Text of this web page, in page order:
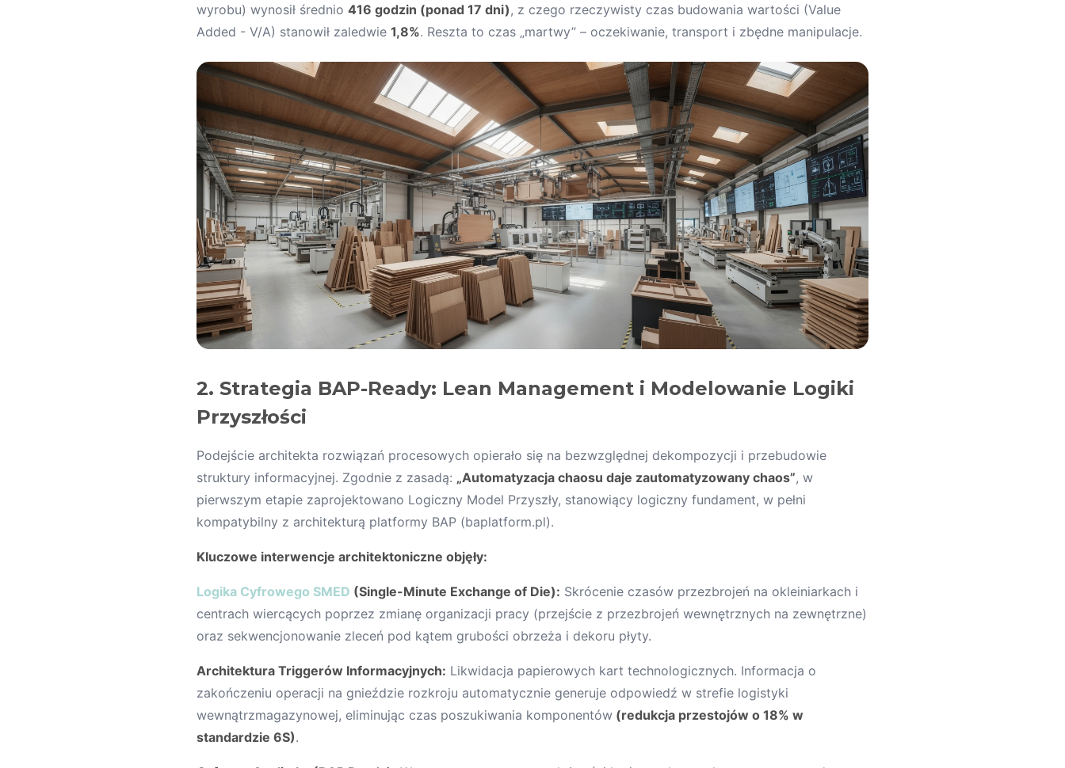
wyrobu) wynosił średnio 416 godzin (ponad 17 dni) , z czego rzeczywisty czas budowania wartości (Value
Added - V/A) stanowił zaledwie 1,8%. Reszta to czas „martwy” – oczekiwanie, transport i zbędne manipulacje.
2. Strategia BAP-Ready: Lean Management i Modelowanie Logiki
Przyszłości
Podejście architekta rozwiązań procesowych opierało się na bezwzględnej dekompozycji i przebudowie
struktury informacyjnej. Zgodnie z zasadą: „Automatyzacja chaosu daje zautomatyzowany chaos”, w
pierwszym etapie zaprojektowano Logiczny Model Przyszły, stanowiący logiczny fundament, w pełni
kompatybilny z architekturą platformy BAP (baplatform.pl).
Kluczowe interwencje architektoniczne objęły:
Logika Cyfrowego SMED (Single-Minute Exchange of Die): Skrócenie czasów przezbrojeń na okleiniarkach i
centrach wiercących poprzez zmianę organizacji pracy (przejście z przezbrojeń wewnętrznych na zewnętrzne)
oraz sekwencjonowanie zleceń pod kątem grubości obrzeża i dekoru płyty.
Architektura Triggerów Informacyjnych: Likwidacja papierowych kart technologicznych. Informacja o
zakończeniu operacji na gnieździe rozkroju automatycznie generuje odpowiedź w strefie logistyki
wewnątrzmagazynowej, eliminując czas poszukiwania komponentów (redukcja przestojów o 18% w
standardzie 6S).